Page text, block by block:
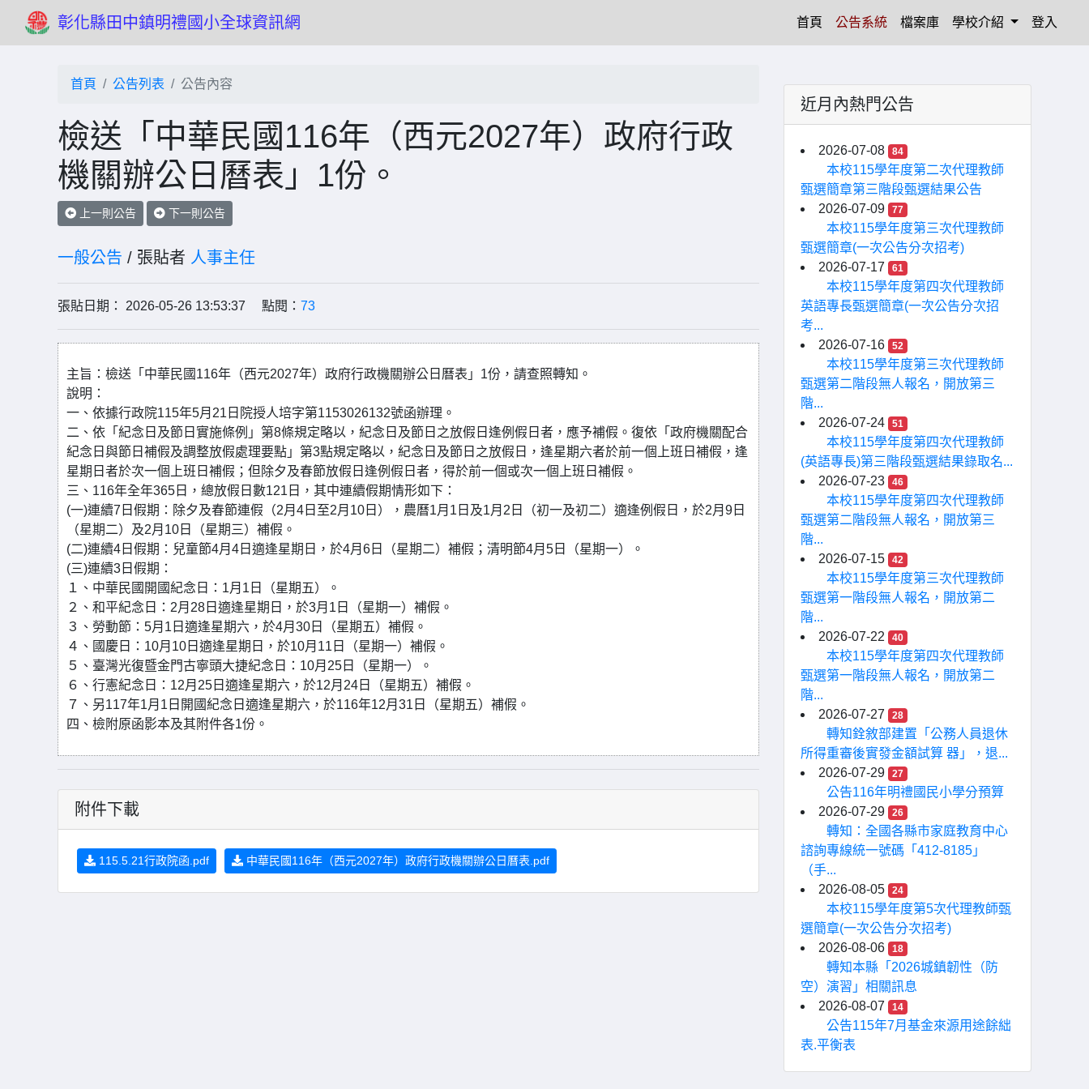
彰化縣田中鎮明禮國小全球資訊網 首頁 (current)
公告系統 檔案庫 學校介紹 登入
首頁 公告列表 公告內容
檢送「中華民國116年（西元2027年）政府行政
機關辦公日曆表」1份。
上一則公告 下一則公告
一般公告 / 張貼者 人事主任
張貼日期： 2026-05-26 13:53:37 點閱： 73
主旨：檢送「中華民國116年（西元2027年）政府行政機關辦公日曆表」1份，請查照轉知。
說明：
一、依據行政院115年5月21日院授人培字第1153026132號函辦理。
二、依「紀念日及節日實施條例」第8條規定略以，紀念日及節日之放假日逢例假日者，應予補假。復依「政府機關配合
紀念日與節日補假及調整放假處理要點」第3點規定略以，紀念日及節日之放假日，逢星期六者於前一個上班日補假，逢
星期日者於次一個上班日補假；但除夕及春節放假日逢例假日者，得於前一個或次一個上班日補假。
三、116年全年365日，總放假日數121日，其中連續假期情形如下：
(一)連續7日假期：除夕及春節連假（2月4日至2月10日），農曆1月1日及1月2日（初一及初二）適逢例假日，於2月9日
（星期二）及2月10日（星期三）補假。
(二)連續4日假期：兒童節4月4日適逢星期日，於4月6日（星期二）補假；清明節4月5日（星期一）。
(三)連續3日假期：
１、中華民國開國紀念日：1月1日（星期五）。
２、和平紀念日：2月28日適逢星期日，於3月1日（星期一）補假。
３、勞動節：5月1日適逢星期六，於4月30日（星期五）補假。
４、國慶日：10月10日適逢星期日，於10月11日（星期一）補假。
５、臺灣光復暨金門古寧頭大捷紀念日：10月25日（星期一）。
６、行憲紀念日：12月25日適逢星期六，於12月24日（星期五）補假。
７、另117年1月1日開國紀念日適逢星期六，於116年12月31日（星期五）補假。
四、檢附原函影本及其附件各1份。
附件下載
115.5.21行政院函.pdf 中華民國116年（西元2027年）政府行政機關辦公日曆表.pdf
近月內熱門公告
2026-07-08 84
本校115學年度第二次代理教師
甄選簡章第三階段甄選結果公告
2026-07-09
77
本校115學年度第三次代理教師
甄選簡章(一次公告分次招考)
2026-07-17
61
本校115學年度第四次代理教師
英語專長甄選簡章(一次公告分次招
考...
2026-07-16
52
本校115學年度第三次代理教師
甄選第二階段無人報名，開放第三
階...
2026-07-24
51
本校115學年度第四次代理教師
(英語專長)第三階段甄選結果錄取名...
2026-07-23
46
本校115學年度第四次代理教師
甄選第二階段無人報名，開放第三
階...
2026-07-15
42
本校115學年度第三次代理教師
甄選第一階段無人報名，開放第二
階...
2026-07-22
40
本校115學年度第四次代理教師
甄選第一階段無人報名，開放第二
階...
2026-07-27
28
轉知銓敘部建置「公務人員退休
所得重審後實發金額試算 器」，退...
2026-07-29
27
公告116年明禮國民小學分預算
2026-07-29
26
轉知：全國各縣市家庭教育中心
諮詢專線統一號碼「412-8185」
（手...
2026-08-05
24
本校115學年度第5次代理教師甄
選簡章(一次公告分次招考)
2026-08-06
18
轉知本縣「2026城鎮韌性（防
空）演習」相關訊息
2026-08-07
14
公告115年7月基金來源用途餘絀
表.平衡表